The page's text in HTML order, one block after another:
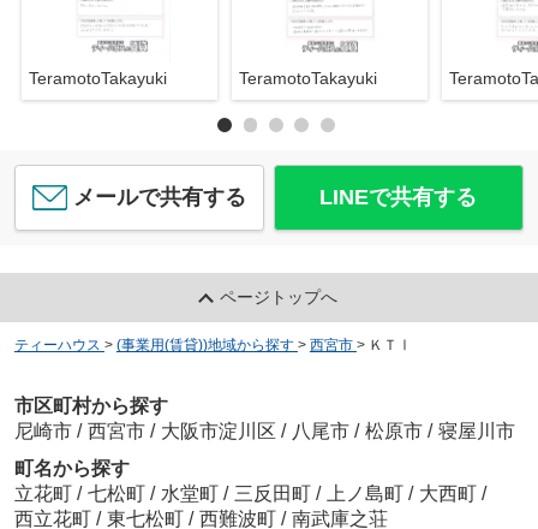
TeramotoTakayuki TeramotoTakayuki
メールで共有する LINEで共有する
ページトップへ
ティーハウス > (事業用(賃貸))地域から探す > 西宮市 > ＫＴⅠ
市区町村から探す
尼崎市 / 西宮市 / 大阪市淀川区 / 八尾市 / 松原市 / 寝屋川市
町名から探す
立花町 / 七松町 / 水堂町 / 三反田町 / 上ノ島町 / 大西町 /
西立花町 / 東七松町 / 西難波町 / 南武庫之荘